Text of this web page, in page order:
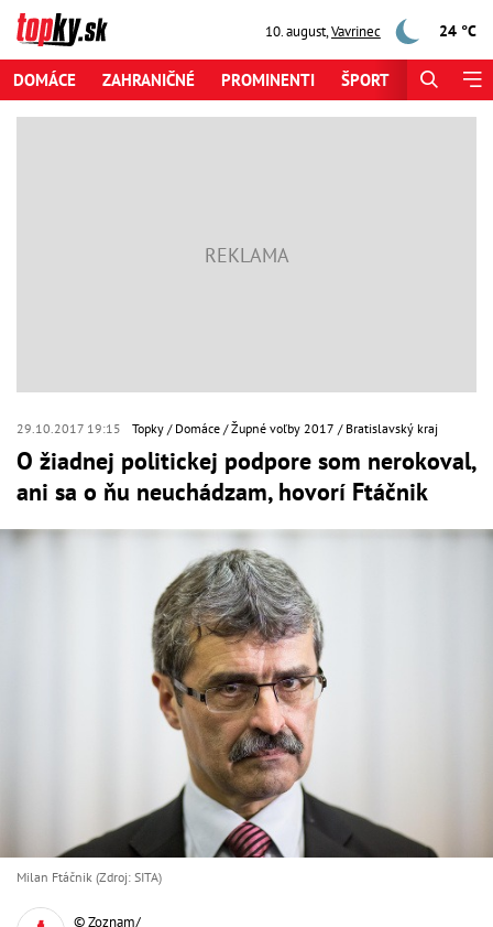
10. august,Vavrinec 24 °C
DOMÁCE ZAHRANIČNÉ PROMINENTI ŠPORT
29.10.2017 19:15 Topky Domáce Župné voľby 2017 Bratislavský kraj
O žiadnej politickej podpore som nerokoval,
ani sa o ňu neuchádzam, hovorí Ftáčnik
Milan Ftáčnik (Zdroj: SITA)
© Zoznam/